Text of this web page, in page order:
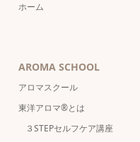
ホーム
AROMA SCHOOL
アロマスクール
東洋アロマ®とは
３STEPセルフケア講座